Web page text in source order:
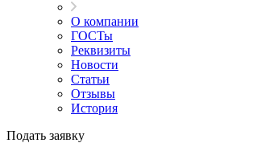
О компании
ГОСТы
Реквизиты
Новости
Статьи
Отзывы
История
Подать заявку